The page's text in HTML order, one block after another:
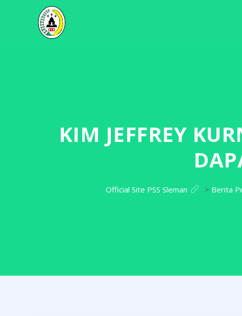
KIM JEFFREY
Official Site PSS Sleman > Berita